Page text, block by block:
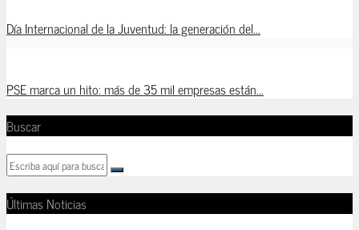
Día Internacional de la Juventud: la generación del...
PSE marca un hito: más de 35 mil empresas están...
Buscar
Últimas Noticias